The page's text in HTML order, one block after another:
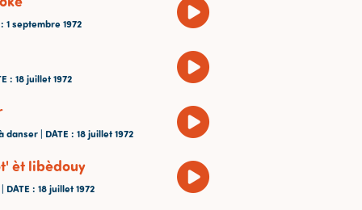
: 1 septembre 1972
: 18 juillet 1972
danser | DATE: 18 juillet 1972
èt libèdouy
DATE: 18 juillet 1972